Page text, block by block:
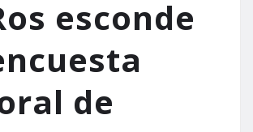
esconde
de